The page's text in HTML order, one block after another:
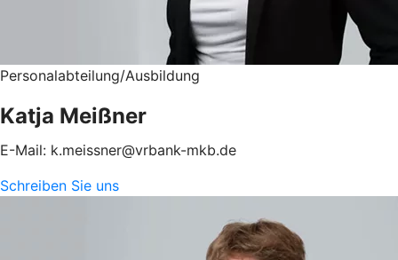
Personalabteilung/Ausbildung
Katja Meißner
E-Mail: k.meissner@vrbank-mkb.de
Schreiben Sie uns